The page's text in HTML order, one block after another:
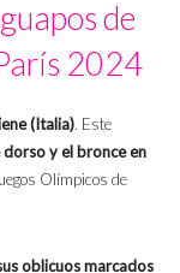
de
2024
(Italia). Este
y el bronce en
Olímpicos de
oblicuos marcados